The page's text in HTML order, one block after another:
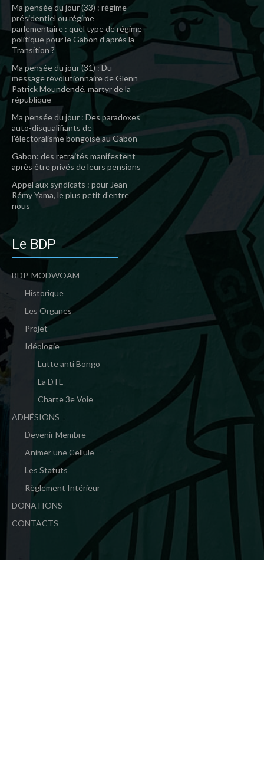
Ma pensée du jour (33) : régime
présidentiel ou régime
parlementaire : quel type de régime
politique pour le Gabon d’après la
Transition ?
Ma pensée du jour (31) : Du
message révolutionnaire de Glenn
Patrick Moundendé, martyr de la
république
Ma pensée du jour : Des paradoxes
auto-disqualifiants de
l’électoralisme bongoïsé au Gabon
Gabon: des retraités manifestent
après être privés de leurs pensions
Appel aux syndicats : pour Jean
Rémy Yama, le plus petit d’entre
nous
Le BDP
BDP-MODWOAM
Historique
Les Organes
Projet
Idéologie
Lutte anti Bongo
La DTE
Charte 3e Voie
ADHÉSIONS
Devenir Membre
Animer une Cellule
Les Statuts
Règlement Intérieur
DONATIONS
CONTACTS